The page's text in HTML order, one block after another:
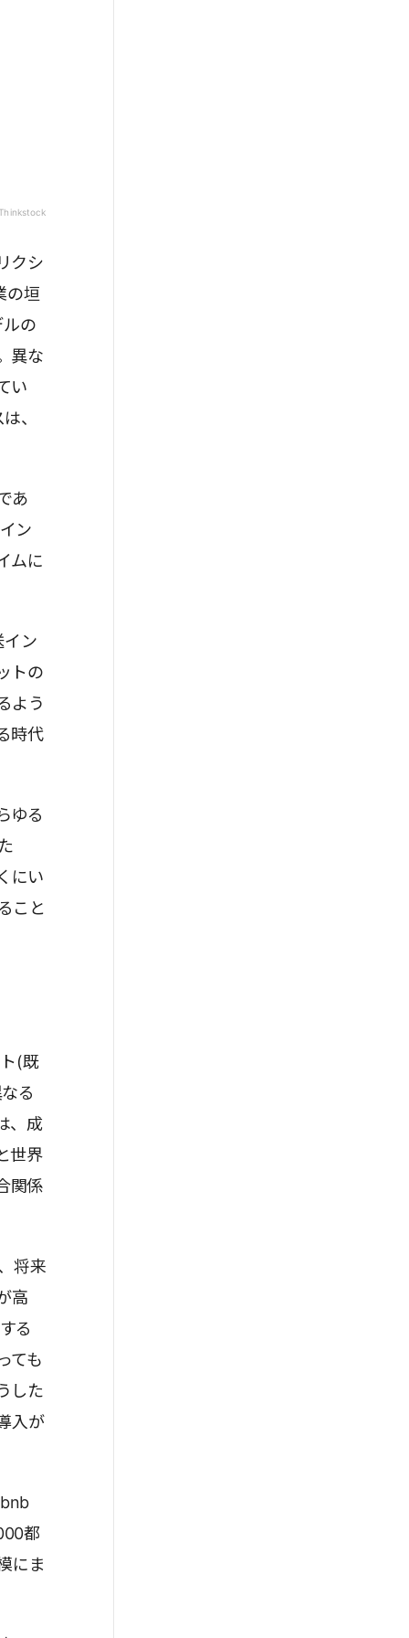
クシ
の垣
の
異な
い
、
あ
ン
ムに
イン
トの
よう
時代
ゆる
にい
こと
(既
る
、成
世界
関係
将来
高
る
ても
した
入が
都
にま